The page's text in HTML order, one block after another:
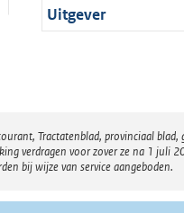
Uitgever
Tractatenblad, provinciaal
verdragen voor zover ze na 1
bij wijze van service aangeboden.